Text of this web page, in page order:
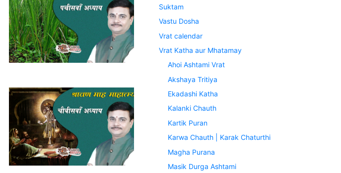
Suktam
Vastu Dosha
Vrat calendar
Vrat Katha aur Mhatamay
Ahoi Ashtami Vrat
Akshaya Tritiya
Ekadashi Katha
Kalanki Chauth
Kartik Puran
Karwa Chauth | Karak Chaturthi
Magha Purana
Masik Durga Ashtami